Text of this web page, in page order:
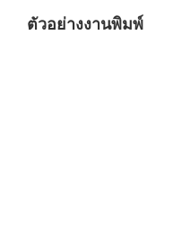
ตัวอย่างงานพิมพ์